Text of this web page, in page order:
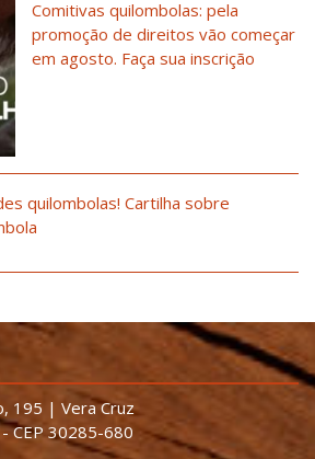
Comitivas quilombolas: pela
promoção de direitos vão começar
em agosto. Faça sua inscrição
quilombolas! Cartilha sobre
195 | Vera Cruz
CEP 30285-680